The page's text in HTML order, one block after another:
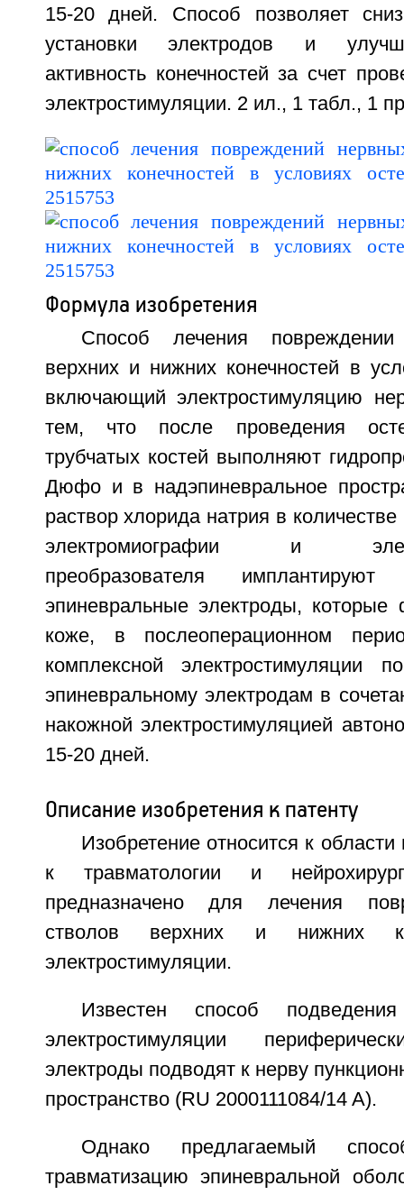
15-20 дней. Способ позволяет
установки электродов и
активность конечностей за счет
электростимуляции. 2 ил., 1 табл., 1
Формула изобретения
Способ лечения
верхних и нижних конечностей в
включающий электростимуляцию
тем, что после проведения
трубчатых костей выполняют
Дюфо и в надэпиневральное
раствор хлорида натрия в
электромиографии и
преобразователя
эпиневральные электроды,
коже, в послеоперационном
комплексной электростимуляции
эпиневральному электродам в
накожной электростимуляцией
15-20 дней.
Описание изобретения к патенту
Изобретение относится к
к травматологии и
предназначено для лечения
стволов верхних и нижних
электростимуляции.
Известен способ
электростимуляции
электроды подводят к нерву
пространство (RU 2000111084/14 A).
Однако предлагаемый
травматизацию эпиневральной